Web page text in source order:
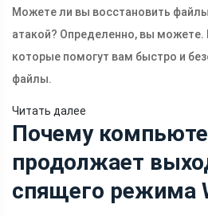
Можете ли вы восстановить
атакой? Определенно, вы можете.
которые помогут вам быстро и
файлы.
Читать далее
Почему
продолжает
спящего режима